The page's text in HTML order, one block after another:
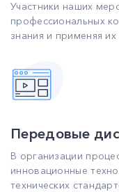
Участники наших
профессиональных
знания и применяя
Передовые
В организации
инновационные
технических